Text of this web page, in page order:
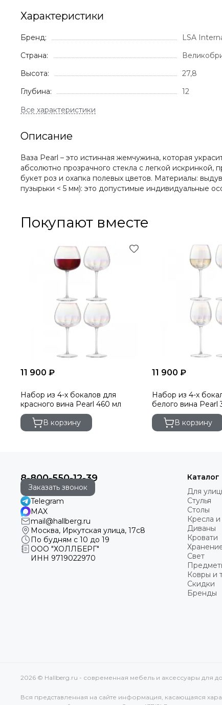
Характеристики
Бренд:
LSA
Страна:
Высота:
27,8
Глубина:
12
Описание
Ваза Pearl – это истинная жемчужина, которая
абсолютно прозрачного стекла с легкой
букет роз и охапка полевых цветов. Материалы:
пузырьки < 5 мм): это допустимые индивидуальные
Покупают вместе
11 900 ₽
Набор из 4-х бокалов для
красного вина Pearl 460 мл
В корзину
11 900 ₽
Набор из 4-х
белого вина Pearl
В корзину
8-800-550-12-39
Заказать звонок
Telegram
MAX
mail@hallberg.ru
Москва, Иркутская улица, 17с8
По будням с 10 до 19
ООО "ХОЛЛБЕРГ"
ИНН 9719022970
Каталог
Для
Стулья
Столы
Кресла
Диваны
Кровати
Свет
Ковры и
Скидки
Бренды
2026 © Hallberg.ru - современная мебель и аксессуары для
Вся представленная на сайте информация, касающаяся